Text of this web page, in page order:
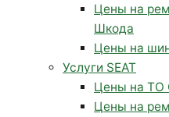
Цены на
Шкода
Цены на
Услуги SEAT
Цены на ТО
Цены на